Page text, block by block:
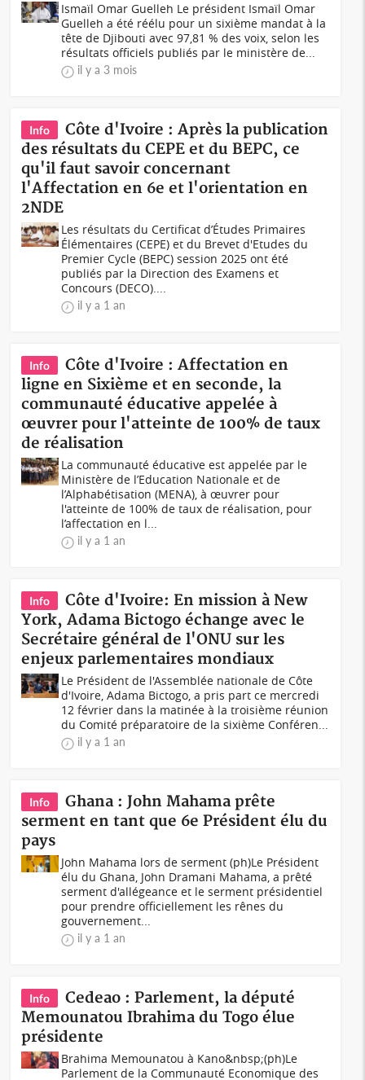
Ismaïl Omar Guelleh Le président Ismaïl Omar
Guelleh a été réélu pour un sixième mandat à la
tête de Djibouti avec 97,81 % des voix, selon les
résultats officiels publiés par le ministère de...
il y a 3 mois
Info
Côte d'Ivoire : Après la publication
des résultats du CEPE et du BEPC, ce
qu'il faut savoir concernant
l'Affectation en 6e et l'orientation en
2NDE
Les résultats du Certificat d’Études Primaires
Élémentaires (CEPE) et du Brevet d'Etudes du
Premier Cycle (BEPC) session 2025 ont été
publiés par la Direction des Examens et
Concours (DECO)....
il y a 1 an
Info
Côte d'Ivoire : Affectation en
ligne en Sixième et en seconde, la
communauté éducative appelée à
œuvrer pour l'atteinte de 100% de taux
de réalisation
La communauté éducative est appelée par le
Ministère de l’Education Nationale et de
l’Alphabétisation (MENA), à œuvrer pour
l'atteinte de 100% de taux de réalisation, pour
l’affectation en l...
il y a 1 an
Info
Côte d'Ivoire: En mission à New
York, Adama Bictogo échange avec le
Secrétaire général de l'ONU sur les
enjeux parlementaires mondiaux
Le Président de l'Assemblée nationale de Côte
d'Ivoire, Adama Bictogo, a pris part ce mercredi
12 février dans la matinée à la troisième réunion
du Comité préparatoire de la sixième Conféren...
il y a 1 an
Info
Ghana : John Mahama prête
serment en tant que 6e Président élu du
pays
John Mahama lors de serment (ph)Le Président
élu du Ghana, John Dramani Mahama, a prêté
serment d'allégeance et le serment présidentiel
pour prendre officiellement les rênes du
gouvernement...
il y a 1 an
Info
Cedeao : Parlement, la député
Memounatou Ibrahima du Togo élue
présidente
Brahima Memounatou à Kano&nbsp;(ph)Le
Parlement de la Communauté Economique des